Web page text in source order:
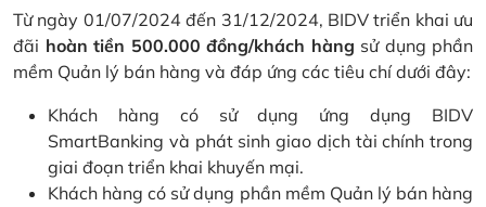
Từ ngày 01/07/2024 đến 31/12/2024, BIDV triển khai ưu
đãi hoàn tiền 500.000 đồng/khách hàng sử dụng phần
mềm Quản lý bán hàng và đáp ứng các tiêu chí dưới đây:
Khách hàng có sử dụng ứng dụng BIDV
SmartBanking và phát sinh giao dịch tài chính trong
giai đoạn triển khai khuyến mại.
Khách hàng có sử dụng phần mềm Quản lý bán hàng